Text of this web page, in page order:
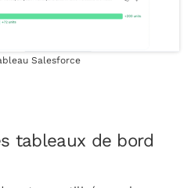
Salesforce
tableaux de bord